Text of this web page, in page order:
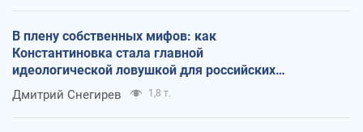
В плену собственных мифов: как
Константиновка стала главной
идеологической ловушкой для российских
оккупантов
Дмитрий Снегирев 1,8 т.